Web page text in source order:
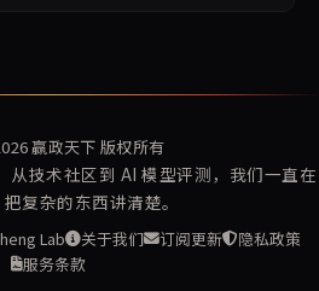
赢政天下 版权所有
技术社区到 AI 模型评测，我们一直在
复杂的东西讲清楚。
Lab 关于我们 订阅更新
隐私政策
服务条款